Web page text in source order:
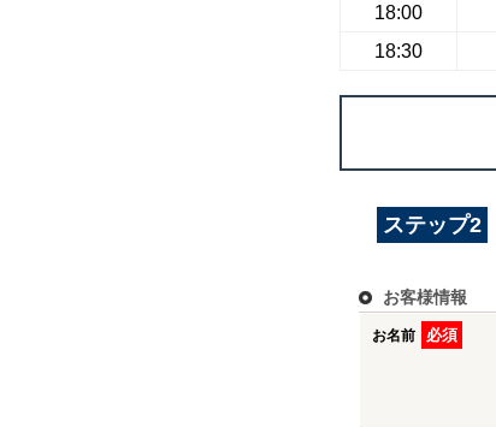
18:00
18:30
ステップ2
お客様情報
お名前 必須